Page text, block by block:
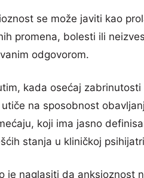
se može javiti kao
promena, bolesti ili
odgovorom.
kada osećaj
na sposobnost
koji ima jasno
stanja u kliničkoj
je naglasiti da anksioznost